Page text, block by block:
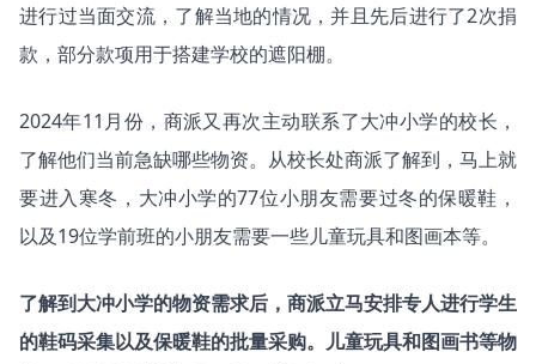
进行过当面交流，了解当地的情况，并且先后进行了2次捐
款，部分款项用于搭建学校的遮阳棚。
2024年11月份，商派又再次主动联系了大冲小学的校长，
了解他们当前急缺哪些物资。从校长处商派了解到，马上就
要进入寒冬，大冲小学的77位小朋友需要过冬的保暖鞋，
以及19位学前班的小朋友需要一些儿童玩具和图画本等。
了解到大冲小学的物资需求后，商派立马安排专人进行学生
的鞋码采集以及保暖鞋的批量采购。儿童玩具和图画书等物